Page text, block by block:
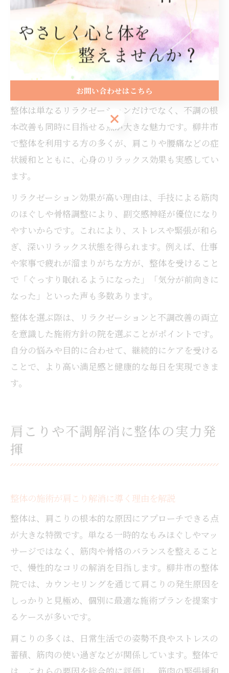
ただし、施術後は一時的にだるさや眠気を感じる場合
もありますが、これは身体が回復へ向かう自然な反応
です。施術後はしっかりと水分を取り、無理をせず安
静に過ごすことが重要です。
整体でリラクゼーションと不調改善を両立
整体は単なるリラクゼーションだけでなく、不調の根
本改善も同時に目指せる点が大きな魅力です。柳井市
で整体を利用する方の多くが、肩こりや腰痛などの症
状緩和とともに、心身のリラックス効果も実感してい
ます。
リラクゼーション効果が高い理由は、手技による筋肉
のほぐしや骨格調整により、副交感神経が優位になり
やすいからです。これにより、ストレスや緊張が和ら
ぎ、深いリラックス状態を得られます。例えば、仕事
や家事で疲れが溜まりがちな方が、整体を受けること
で「ぐっすり眠れるようになった」「気分が前向きに
なった」といった声も多数あります。
整体を選ぶ際は、リラクゼーションと不調改善の両立
を意識した施術方針の院を選ぶことがポイントです。
自分の悩みや目的に合わせて、継続的にケアを受ける
ことで、より高い満足感と健康的な毎日を実現できま
す。
肩こりや不調解消に整体の実力発
揮
整体の施術が肩こり解消に導く理由を解説
整体は、肩こりの根本的な原因にアプローチできる点
が大きな特徴です。単なる一時的なもみほぐしやマッ
サージではなく、筋肉や骨格のバランスを整えること
で、慢性的なコリの解消を目指します。柳井市の整体
院では、カウンセリングを通じて肩こりの発生原因を
しっかりと見極め、個別に最適な施術プランを提案す
るケースが多いです。
肩こりの多くは、日常生活での姿勢不良やストレスの
蓄積、筋肉の使い過ぎなどが関係しています。整体で
お問い合わせはこちら
お問い合わせはこちら